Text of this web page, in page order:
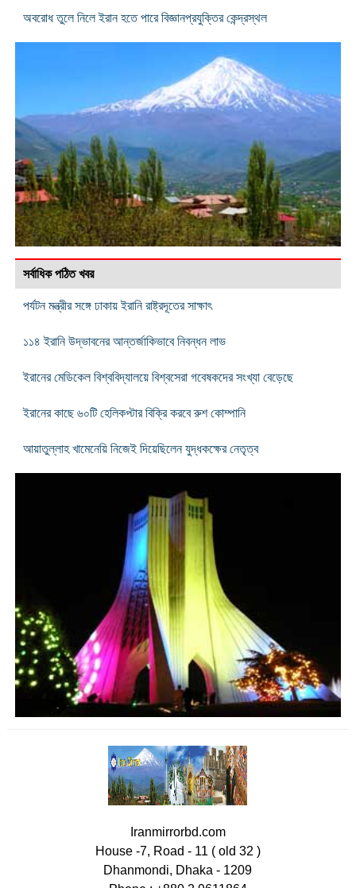
অবরোধ তুলে নিলে ইরান হতে পারে বিজ্ঞানপ্রযুক্তির কেন্দ্রস্থল
সর্বাধিক পঠিত খবর
পর্যটন মন্ত্রীর সঙ্গে ঢাকায় ইরানি রাষ্ট্রদূতের সাক্ষাৎ
১১৪ ইরানি উদ্ভাবনের আন্তর্জাকিভাবে নিবন্ধন লাভ
ইরানের মেডিকেল বিশ্ববিদ্যালয়ে বিশ্বসেরা গবেষকদের সংখ্যা বেড়েছে
ইরানের কাছে ৬০টি হেলিকপ্টার বিক্রি করবে রুশ কোম্পানি
আয়াতুল্লাহ খামেনেয়ি নিজেই দিয়েছিলেন যুদ্ধকক্ষের নেতৃত্ব
Iranmirrorbd.com
House -7, Road - 11 ( old 32 )
Dhanmondi, Dhaka - 1209